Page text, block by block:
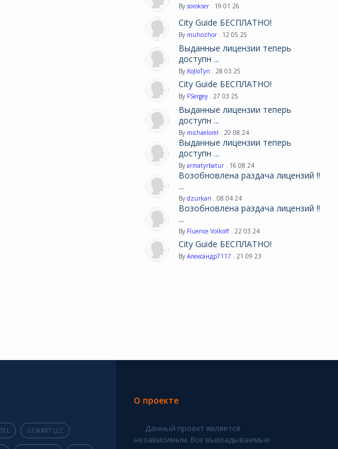
Bysorokser . 19 01 26
City Guide БЕСПЛАТНО!
By muhozhor . 12 05 25
Выданные лицензии теперь
доступн ...
By KoJIoTyn . 28 03 25
City Guide БЕСПЛАТНО!
By FSergey . 27 03 25
Выданные лицензии теперь
доступн ...
By michaelorel . 20 08 24
Выданные лицензии теперь
доступн ...
Byarmatyrbatur . 16 08 24
Возобновлена раздача лицензий !!
...
Bydzurkan . 08 04 24
Возобновлена раздача лицензий !!
...
By Fluence Volkoff . 22 03 24
City Guide БЕСПЛАТНО!
ByАлександр7117 . 21 09 23
GISKART LLC
О проекте
Данный проект является
независимым. Все выкладываемые